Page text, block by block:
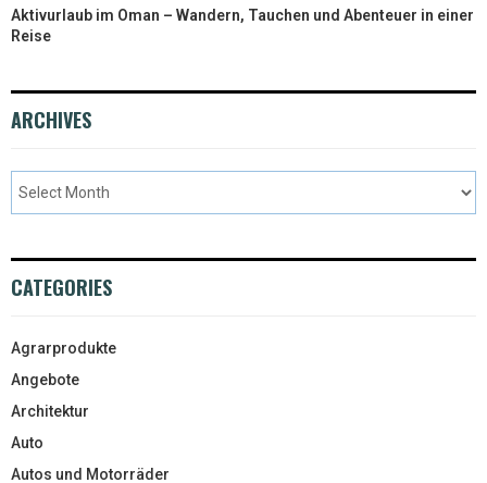
Aktivurlaub im Oman – Wandern, Tauchen und Abenteuer in einer
Reise
ARCHIVES
CATEGORIES
Agrarprodukte
Angebote
Architektur
Auto
Autos und Motorräder